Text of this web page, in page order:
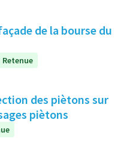
de la bourse du
Retenue
des piètons sur
piètons